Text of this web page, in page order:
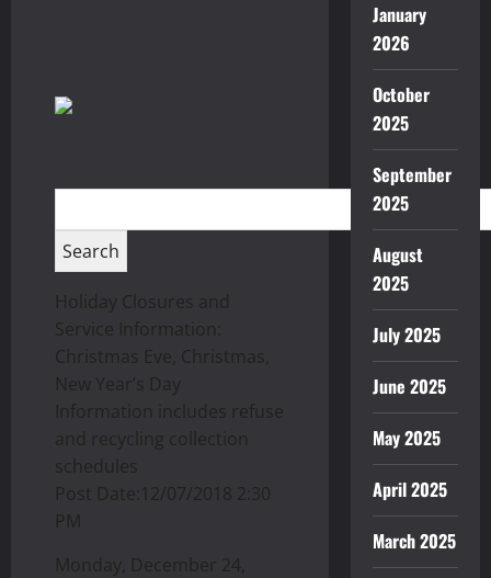
Holiday Closures and
Service Information:
Christmas Eve, Christmas,
New Year’s Day
Information includes refuse
and recycling collection
schedules
Post Date:12/07/2018 2:30
PM
Monday, December 24,
January
2026
October
2025
September
2025
August
2025
July 2025
June 2025
May 2025
April 2025
March 2025